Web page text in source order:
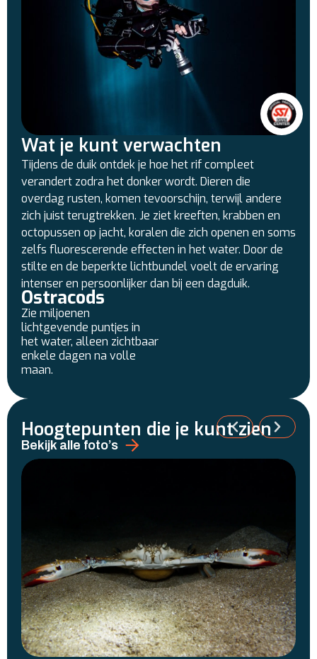
Wat je kunt verwachten
Tijdens de duik ontdek je hoe het rif compleet
verandert zodra het donker wordt. Dieren die
overdag rusten, komen tevoorschijn, terwijl andere
zich juist terugtrekken. Je ziet kreeften, krabben en
octopussen op jacht, koralen die zich openen en soms
zelfs fluorescerende effecten in het water. Door de
stilte en de beperkte lichtbundel voelt de ervaring
intenser en persoonlijker dan bij een dagduik.
Ostracods
Zie miljoenen
lichtgevende puntjes in
het water, alleen zichtbaar
enkele dagen na volle
maan.
Hoogtepunten die je kunt zien
Bekijk alle foto’s